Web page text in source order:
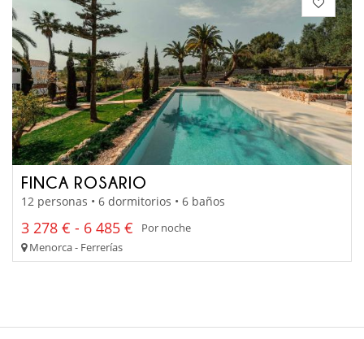
FINCA ROSARIO
12 personas • 6 dormitorios • 6 baños
3 278 € - 6 485 €
Por noche
Menorca - Ferrerías